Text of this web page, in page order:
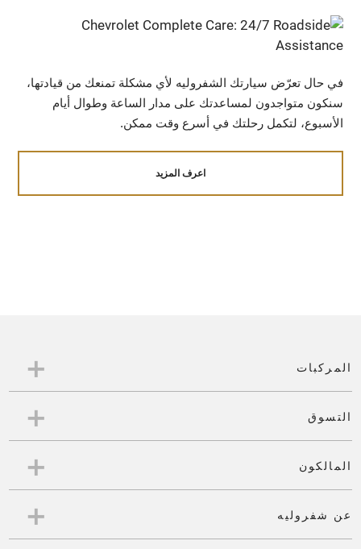
في حال تعرّض سيارتك الشفروليه لأي مشكلة تمنعك من قيادتها،
سنكون متواجدون لمساعدتك على مدار الساعة وطوال أيام
الأسبوع، لتكمل رحلتك في أسرع وقت ممكن.
اعرف المزيد